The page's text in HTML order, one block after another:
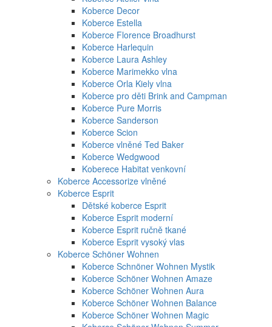
Koberce Decor
Koberce Estella
Koberce Florence Broadhurst
Koberce Harlequin
Koberce Laura Ashley
Koberce Marimekko vlna
Koberce Orla Kiely vlna
Koberce pro děti Brink and Campman
Koberce Pure Morris
Koberce Sanderson
Koberce Scion
Koberce vlněné Ted Baker
Koberce Wedgwood
Koberece Habitat venkovní
Koberce Accessorize vlněné
Koberce Esprit
Dětské koberce Esprit
Koberce Esprit moderní
Koberce Esprit ručně tkané
Koberce Esprit vysoký vlas
Koberce Schöner Wohnen
Koberce Schnöner Wohnen Mystik
Koberce Schöner Wohnen Amaze
Koberce Schöner Wohnen Aura
Koberce Schöner Wohnen Balance
Koberce Schöner Wohnen Magic